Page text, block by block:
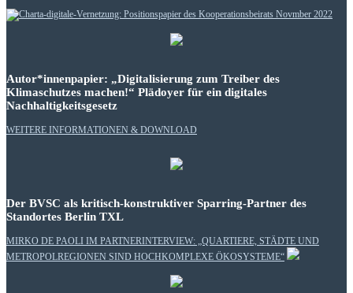
Autor*innenpapier: „Digitalisierung zum Treiber des
Klimaschutzes machen!“ Plädoyer für ein digitales
Nachhaltigkeitsgesetz
WEITERE INFORMATIONEN & DOWNLOAD
Der BVSC als kritisch-konstruktiver Sparring-Partner des
Standortes Berlin TXL
MIRKO DE PAOLI IM PARTNERINTERVIEW: „QUARTIERE, STÄDTE UND
METROPOLREGIONEN SIND HOCHKOMPLEXE ÖKOSYSTEME“